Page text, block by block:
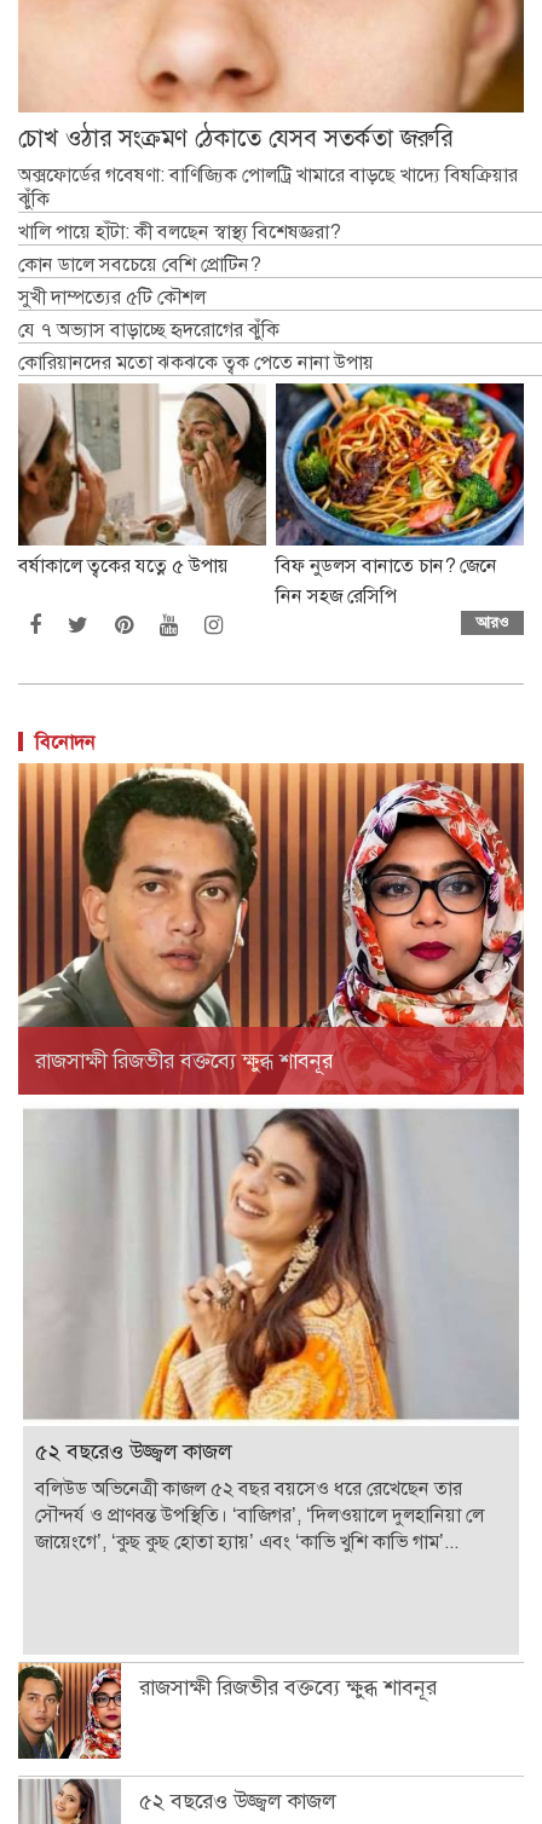
চোখ ওঠার সংক্রমণ ঠেকাতে যেসব সতর্কতা জরুরি
অক্সফোর্ডের গবেষণা: বাণিজ্যিক পোলট্রি খামারে বাড়ছে খাদ্যে বিষক্রিয়ার
ঝুঁকি
খালি পায়ে হাঁটা: কী বলছেন স্বাস্থ্য বিশেষজ্ঞরা?
কোন ডালে সবচেয়ে বেশি প্রোটিন?
সুখী দাম্পত্যের ৫টি কৌশল
যে ৭ অভ্যাস বাড়াচ্ছে হৃদরোগের ঝুঁকি
কোরিয়ানদের মতো ঝকঝকে ত্বক পেতে নানা উপায়
বর্ষাকালে ত্বকের যত্নে ৫ উপায়
বিফ নুডলস বানাতে চান? জেনে
নিন সহজ রেসিপি
আরও
বিনোদন
রাজসাক্ষী রিজভীর বক্তব্যে ক্ষুব্ধ শাবনূর
৫২ বছরেও উজ্জ্বল কাজল
বলিউড অভিনেত্রী কাজল ৫২ বছর বয়সেও ধরে রেখেছেন তার
সৌন্দর্য ও প্রাণবন্ত উপস্থিতি। ‘বাজিগর’, ‘দিলওয়ালে দুলহানিয়া লে
জায়েংগে’, ‘কুছ কুছ হোতা হ্যায়’ এবং ‘কাভি খুশি কাভি গাম’...
রাজসাক্ষী রিজভীর বক্তব্যে ক্ষুব্ধ শাবনূর
৫২ বছরেও উজ্জ্বল কাজল